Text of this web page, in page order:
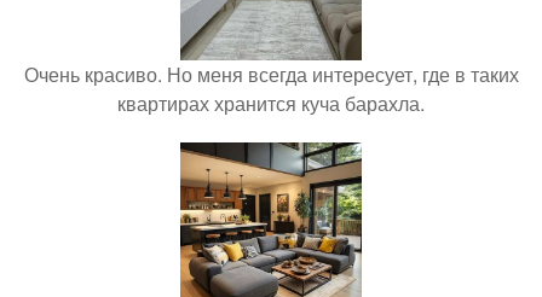
Очень красиво. Но меня всегда интересует, где в таких
квартирах хранится куча барахла.